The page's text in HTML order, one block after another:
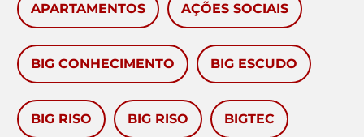
APARTAMENTOS AÇÕES SOCIAIS
BIG CONHECIMENTO BIG ESCUDO
BIG RISO BIG RISO BIGTEC